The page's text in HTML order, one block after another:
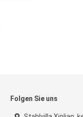
Folgen Sie uns